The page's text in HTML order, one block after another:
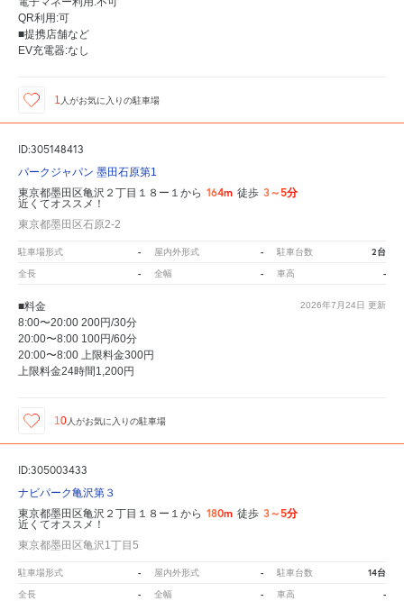
QR利用:可
■提携店舗など
EV充電器:なし
1 人がお気に入りの駐車場
ID:305148413
パークジャパン 墨田石原第1
東京都墨田区亀沢２丁目１８ー１から 164m 徒歩 3～5分
近くてオススメ！
東京都墨田区石原2-2
駐車場形式 - 屋内外形式 - 駐車台数 2台
全長 - 全幅 - 車高 -
2026年7月24日 更新
■料金
8:00〜20:00 200円/30分
20:00〜8:00 100円/60分
20:00〜8:00 上限料金300円
上限料金24時間1,200円
10 人がお気に入りの駐車場
ID:305003433
ナビパーク亀沢第３
東京都墨田区亀沢２丁目１８ー１から 180m 徒歩 3～5分
近くてオススメ！
東京都墨田区亀沢1丁目5
駐車場形式 - 屋内外形式 - 駐車台数 14台
全長 - 全幅 - 車高 -